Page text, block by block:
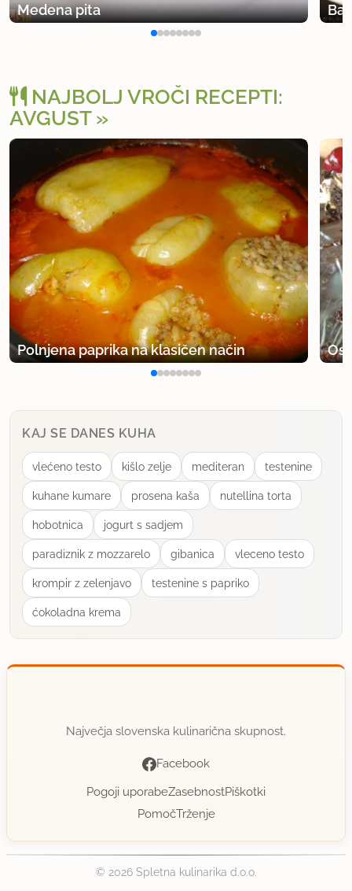
Medena pita
NAJBOLJ VROČI RECEPTI:
AVGUST
Polnjena paprika na klasičen način
KAJ SE DANES KUHA
vlećeno testo kišlo zelje mediteran testenine
kuhane kumare prosena kaša nutellina torta
hobotnica jogurt s sadjem
paradiznik z mozzarelo gibanica vleceno testo
krompir z zelenjavo testenine s papriko
ćokoladna krema
Največja slovenska kulinarična skupnost.
Facebook
Pogoji uporabeZasebnostPiškotki
PomočTrženje
© 2026 Spletna kulinarika d.o.o.